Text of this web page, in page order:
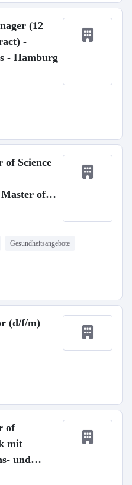
(12
-
- Hamburg
of Science
of
m/w) zum
Gesundheitsangebote
(d/f/m)
of
mit
und
m/w)